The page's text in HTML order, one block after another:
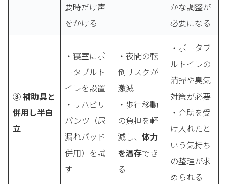
要時だけ声
をかける
かな調整が
必要になる
③ 補助具と
併用し半自
立
・寝室にポ
ータブルト
イレを設置
・リハビリ
パンツ（尿
漏れパッド
併用）を試
す
・夜間の転
倒リスクが
激減
・歩行移動
の負担を軽
減し、 体力
を温存でき
る
・ポータブ
ルトイレの
清掃や臭気
対策が必要
・介助を受
け入れたと
いう気持ち
の整理が求
められる